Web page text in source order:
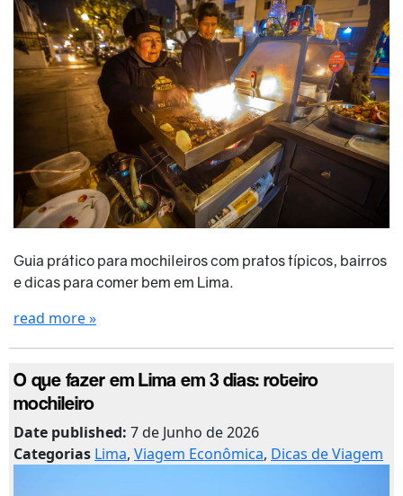
Guia prático para mochileiros com pratos típicos, bairros
e dicas para comer bem em Lima.
read more »
O que fazer em Lima em 3 dias: roteiro
mochileiro
Date published: 7 de Junho de 2026
Categorias Lima, Viagem Econômica, Dicas de Viagem